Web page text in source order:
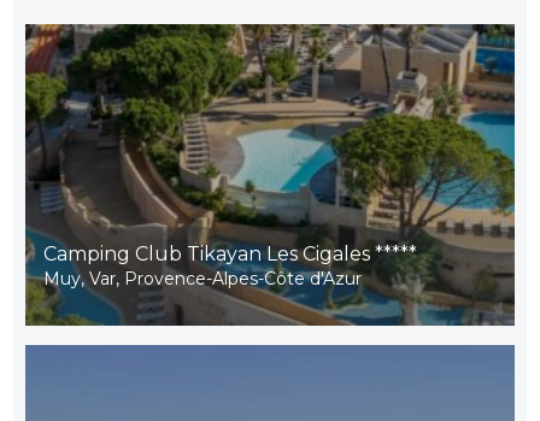
Camping Club Tikayan Les Cigales *****
Muy, Var, Provence-Alpes-Côte d'Azur